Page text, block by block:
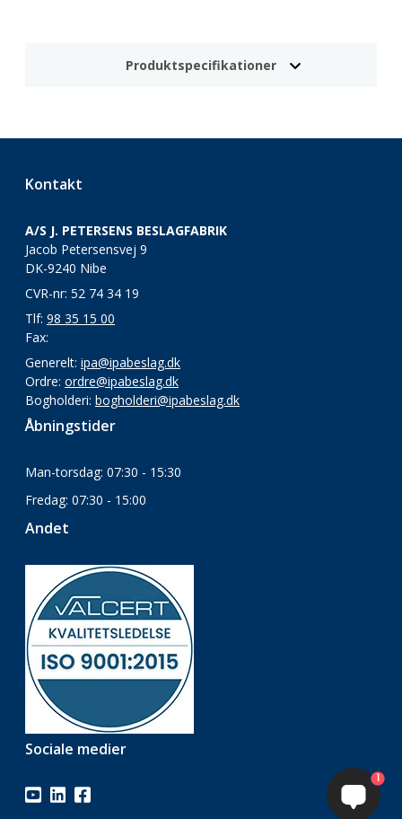
Produktspecifikationer
Kontakt
A/S J. PETERSENS BESLAGFABRIK
Jacob Petersensvej 9
DK-9240 Nibe
CVR-nr: 52 74 34 19
Tlf: 98 35 15 00
Fax:
Generelt: ipa@ipabeslag.dk
Ordre: ordre@ipabeslag.dk
Bogholderi: bogholderi@ipabeslag.dk
Åbningstider
Man-torsdag: 07:30 - 15:30
Fredag: 07:30 - 15:00
Andet
Sociale medier
1